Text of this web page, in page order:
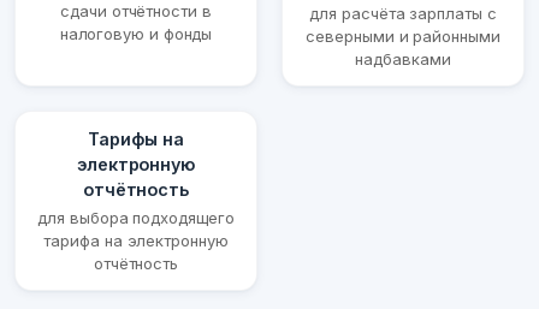
сдачи отчётности в
налоговую и фонды
для расчёта зарплаты с
северными и районными
надбавками
Тарифы на
электронную
отчётность
для выбора подходящего
тарифа на электронную
отчётность